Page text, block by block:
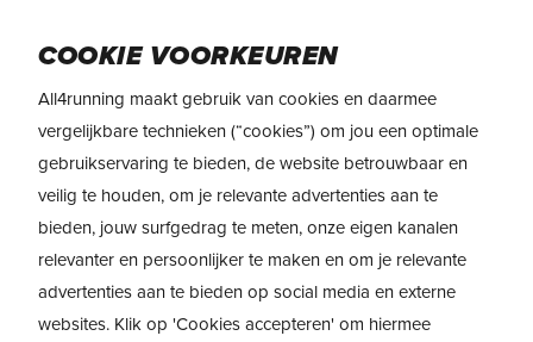
content
REVIEW
REVIEW: NIKE
VOMERO PREMIUM
– NEXT LEVEL
COMFORT
COOKIE VOORKEUREN
All4running maakt gebruik van cookies en daarmee
vergelijkbare technieken (“cookies”) om jou een optimale
gebruikservaring te bieden, de website betrouwbaar en
veilig te houden, om je relevante advertenties aan te
bieden, jouw surfgedrag te meten, onze eigen kanalen
relevanter en persoonlijker te maken en om je relevante
advertenties aan te bieden op social media en externe
websites. Klik op 'Cookies accepteren' om hiermee